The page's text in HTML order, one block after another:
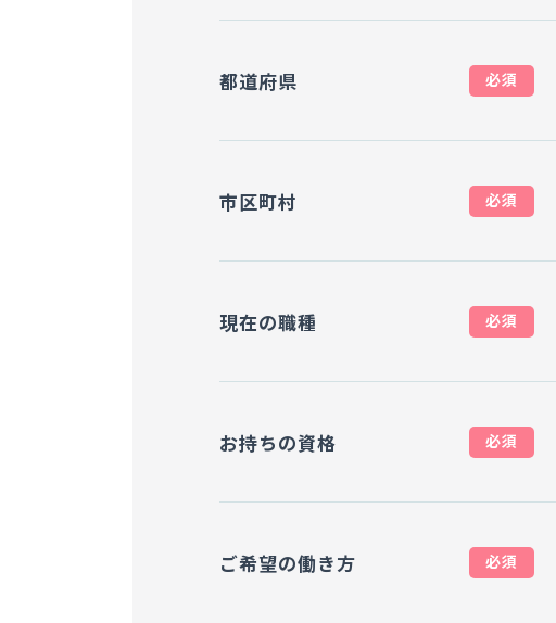
都道府県 必須
市区町村 必須
現在の職種 必須
お持ちの資格 必須
ご希望の働き方 必須